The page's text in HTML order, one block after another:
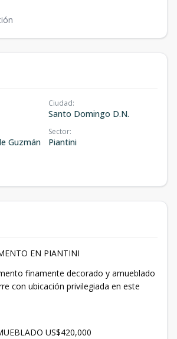
Ciudad:
Santo Domingo D.N.
Guzmán
Sector:
Piantini
EN PIANTINI
finamente decorado y amueblado
con ubicación privilegiada en este
US$420,000